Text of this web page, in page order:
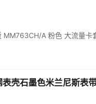
MM763CH/A 粉色 大流量
壳石墨色米兰尼斯表